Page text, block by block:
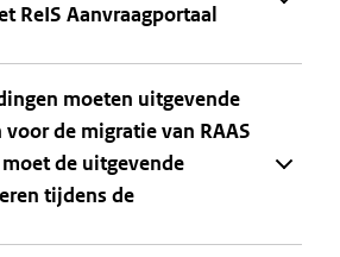
ReIS Aanvraagportaal
moeten uitgevende
de migratie van RAAS
de uitgevende
tijdens de